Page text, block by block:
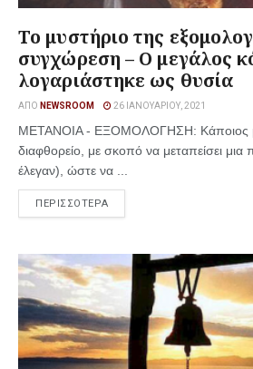
Το μυστήριο της
συγχώρεση – Ο μεγάλος
λογαριάστηκε ως θυσία
ΑΠΌ NEWSROOM 26 ΙΑΝΟΥΑΡΊΟΥ, 2021
ΜΕΤΑΝΟΙΑ - ΕΞΟΜΟΛΟΓΗΣΗ: Κάποιος
διαφθορείο, με σκοπό να μεταπείσει
έλεγαν), ώστε να ...
ΠΕΡΙΣΣΟΤΕΡΑ